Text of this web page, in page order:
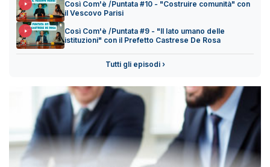
Così Com'è /Puntata #10 - "Costruire comunità" con
il Vescovo Parisi
Così Com'è /Puntata #9 - "Il lato umano delle
istituzioni" con il Prefetto Castrese De Rosa
Tutti gli episodi ›